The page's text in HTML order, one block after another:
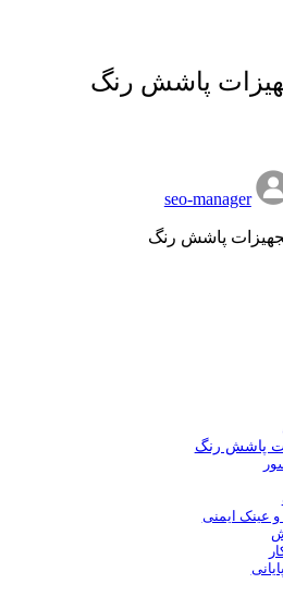
پاشش رنگ
seo-manager
پاشش رنگ
عینک ایمنی